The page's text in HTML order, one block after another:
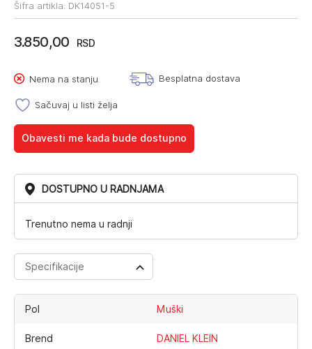
Šifra artikla: DK14051-5
3.850,00 RSD
Nema na stanju Besplatna dostava
Sačuvaj u listi želja
Obavesti me kada bude dostupno
DOSTUPNO U RADNJAMA
Trenutno nema u radnji
Specifikacije
Pol Muški
Brend DANIEL KLEIN